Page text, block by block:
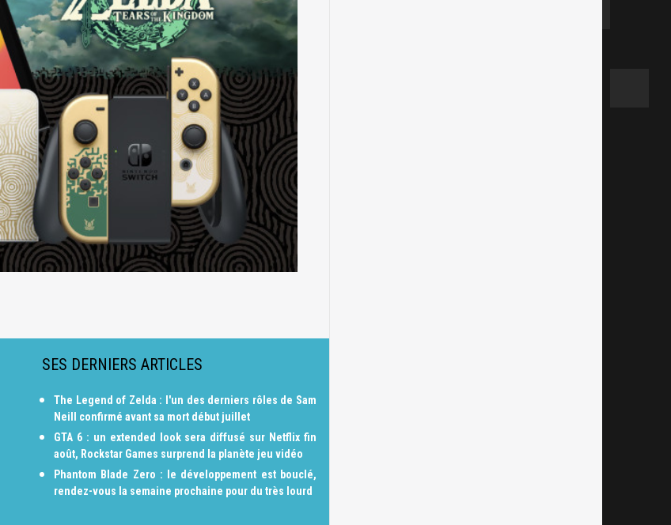
SES DERNIERS ARTICLES
The Legend of Zelda : l'un des derniers rôles de Sam
Neill confirmé avant sa mort début juillet
GTA 6 : un extended look sera diffusé sur Netflix fin
août, Rockstar Games surprend la planète jeu vidéo
Phantom Blade Zero : le développement est bouclé,
rendez-vous la semaine prochaine pour du très lourd